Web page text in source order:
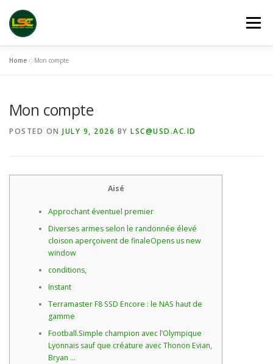
content
Menu
ACCEPTED ABSTRACTS
Home »Mon compte
Mon compte
POSTED ON JULY 9, 2026 BY LSC@USD.AC.ID
Aisé
Approchant éventuel premier
Diverses armes selon le randonnée élevé
cloison aperçoivent de finaleOpens us new
window
conditions,
Instant
Terramaster F8 SSD Encore : le NAS haut de
gamme
Football.Simple champion avec l’Olympique
Lyonnais sauf que créature avec Thonon Evian,
Bryan …